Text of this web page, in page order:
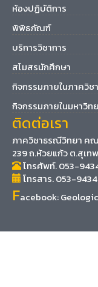
ห้องปฏิบัติการ
พิพิธภัณฑ์
บริการวิชาการ
สโมสรนักศึกษา
กิจกรรมภายในภาควิชา
กิจกรรมภายในมหาวิท
ติดต่อเรา
ภาควิชาธรณีวิทยา คณ
239 ถ.ห้วยแก้ว ต.สุเท
โทรศัพท์. 053-
โทรสาร. 053-
Facebook: